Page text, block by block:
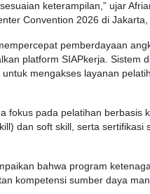
keterampilan,” ujar
Convention 2026 di
pemberdayaan
platform SIAPkerja. Sistem
mengakses layanan
fokus pada pelatihan berbasis
dan soft skill, serta sertifikasi
bahwa program
kompetensi sumber daya